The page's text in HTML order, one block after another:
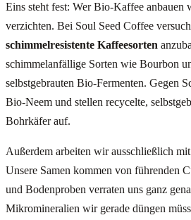
Eins steht fest: Wer Bio-Kaffee anbauen
verzichten. Bei Soul Seed Coffee
schimmelresistente Kaffeesorten
schimmelanfällige Sorten wie Bourbon
selbstgebrauten Bio-Fermenten. Gegen
Bio-Neem und stellen recycelte,
Bohrkäfer auf.
Außerdem arbeiten wir ausschließlich mit
Unsere Samen kommen von führenden
und Bodenproben verraten uns ganz
Mikromineralien wir gerade düngen